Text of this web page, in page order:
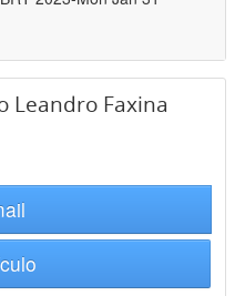
Leandro Faxina